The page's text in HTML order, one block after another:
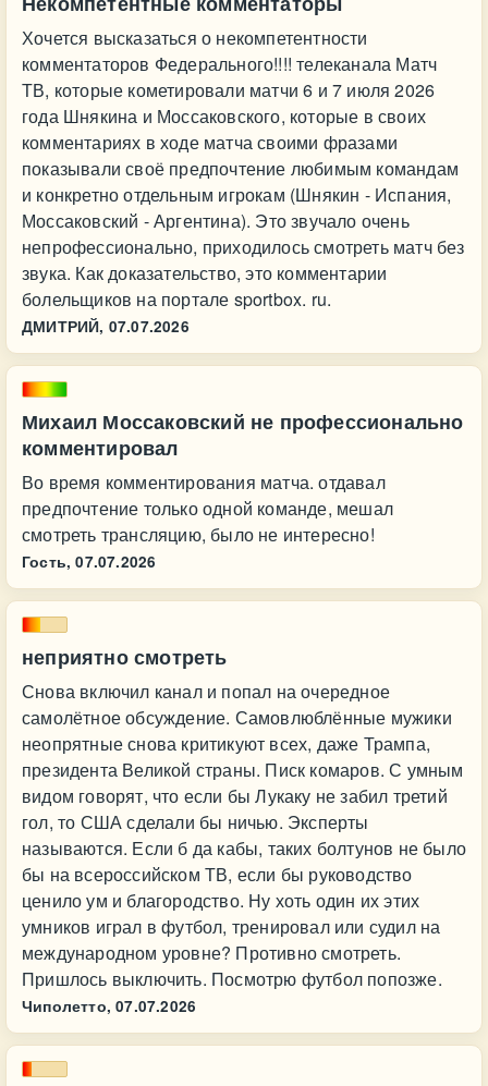
Хочется высказаться о некомпетентности
комментаторов Федерального!!!! телеканала Матч
ТВ, которые кометировали матчи 6 и 7 июля 2026
года Шнякина и Моссаковского, которые в своих
комментариях в ходе матча своими фразами
показывали своё предпочтение любимым командам
и конкретно отдельным игрокам (Шнякин - Испания,
Моссаковский - Аргентина). Это звучало очень
непрофессионально, приходилось смотреть матч без
звука. Как доказательство, это комментарии
болельщиков на портале sportbox. ru.
ДМИТРИЙ, 07.07.2026
Михаил Моссаковский не профессионально
комментировал
Во время комментирования матча. отдавал
предпочтение только одной команде, мешал
смотреть трансляцию, было не интересно!
Гость, 07.07.2026
неприятно смотреть
Снова включил канал и попал на очередное
самолётное обсуждение. Самовлюблённые мужики
неопрятные снова критикуют всех, даже Трампа,
президента Великой страны. Писк комаров. С умным
видом говорят, что если бы Лукаку не забил третий
гол, то США сделали бы ничью. Эксперты
называются. Если б да кабы, таких болтунов не было
бы на всероссийском ТВ, если бы руководство
ценило ум и благородство. Ну хоть один их этих
умников играл в футбол, тренировал или судил на
международном уровне? Противно смотреть.
Пришлось выключить. Посмотрю футбол попозже.
Чиполетто, 07.07.2026